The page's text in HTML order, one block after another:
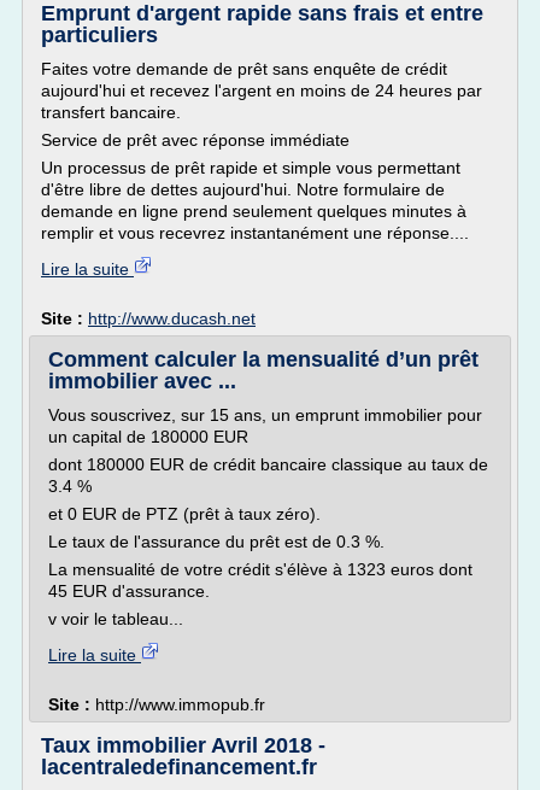
Emprunt d'argent rapide sans frais et entre
particuliers
Faites votre demande de prêt sans enquête de crédit
aujourd'hui et recevez l'argent en moins de 24 heures par
transfert bancaire.
Service de prêt avec réponse immédiate
Un processus de prêt rapide et simple vous permettant
d'être libre de dettes aujourd'hui. Notre formulaire de
demande en ligne prend seulement quelques minutes à
remplir et vous recevrez instantanément une réponse....
Lire la suite
Site : http://www.ducash.net
Comment calculer la mensualité d’un prêt
immobilier avec ...
Vous souscrivez, sur 15 ans, un emprunt immobilier pour
un capital de 180000 EUR
dont 180000 EUR de crédit bancaire classique au taux de
3.4 %
et 0 EUR de PTZ (prêt à taux zéro).
Le taux de l'assurance du prêt est de 0.3 %.
La mensualité de votre crédit s'élève à 1323 euros dont
45 EUR d'assurance.
v voir le tableau...
Lire la suite
Site : http://www.immopub.fr
Taux immobilier Avril 2018 -
lacentraledefinancement.fr